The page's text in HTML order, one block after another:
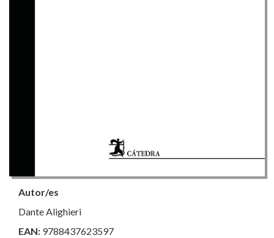
Autor/es
Dante Alighieri
EAN: 9788437623597